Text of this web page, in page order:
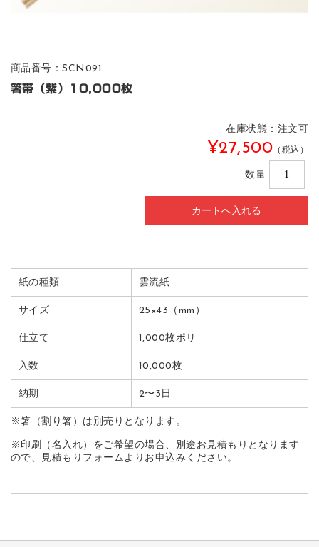
商品番号：SCN091
箸帯（紫）10,000枚
在庫状態：注文可
¥27,500 （税込）
数量
紙の種類 雲流紙
サイズ 25×43（mm）
仕立て 1,000枚ポリ
入数 10,000枚
納期 2〜3日
※箸（割り箸）は別売りとなります。
※印刷（名入れ）をご希望の場合、別途お見積もりとなります
ので、見積もりフォームよりお申込みください。